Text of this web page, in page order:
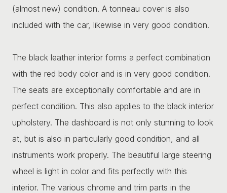
(almost new) condition. A tonneau cover is also
included with the car, likewise in very good condition.
The black leather interior forms a perfect combination
with the red body color and is in very good condition.
The seats are exceptionally comfortable and are in
perfect condition. This also applies to the black interior
upholstery. The dashboard is not only stunning to look
at, but is also in particularly good condition, and all
instruments work properly. The beautiful large steering
wheel is light in color and fits perfectly with this
interior. The various chrome and trim parts in the